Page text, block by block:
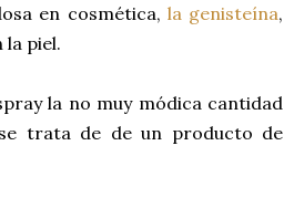
en cosmética, la genisteína,
piel.
la no muy módica cantidad
trata de de un producto de